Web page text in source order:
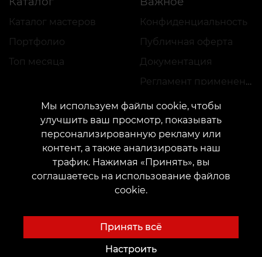
Каталог мастеров
Портфолио
Топ месяца
Конфиденциальность
Публичная оферта
Документация
Регламент применения акций
КОНТАКТЫ
Свяжитесь с нами: customers@vean-tattoo.com
marketing.veantattoo@gmail.com
Жалобы и предложения:complaints@vean-tattoo.com
Мы используем файлы cookie, чтобы
улучшить ваш просмотр, показывать
персонализированную рекламу или
контент, а также анализировать наш
трафик. Нажимая «Принять», вы
соглашаетесь на использование файлов
cookie.
Принять всё
Настроить